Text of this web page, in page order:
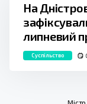
На
липневий
Суспільство